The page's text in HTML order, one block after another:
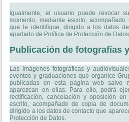
Igualmente, el usuario puede revocar
momento, mediante escrito,
que le identifique, dirigido a los datos
apartado de Política de Protección de
Publicación de fotografías
Las imágenes fotográficas y
eventos y graduaciones que organice
publicadas en esta página web salvo
aparezcan en ellas. Para ello, podrá
rectificación, cancelación y oposición
escrito, acompañado de copia de
dirigido a los datos de contacto que
Protección de Datos.